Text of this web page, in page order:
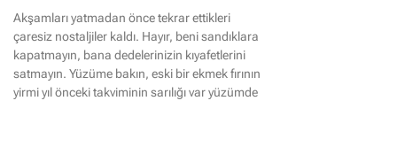
Akşamları yatmadan önce tekrar ettikleri
çaresiz nostaljiler kaldı. Hayır, beni sandıklara
kapatmayın, bana dedelerinizin kıyafetlerini
satmayın. Yüzüme bakın, eski bir ekmek fırının
yirmi yıl önceki takviminin sarılığı var yüzümde